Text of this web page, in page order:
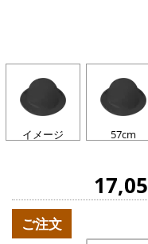
イメージ 57cm
ご注文